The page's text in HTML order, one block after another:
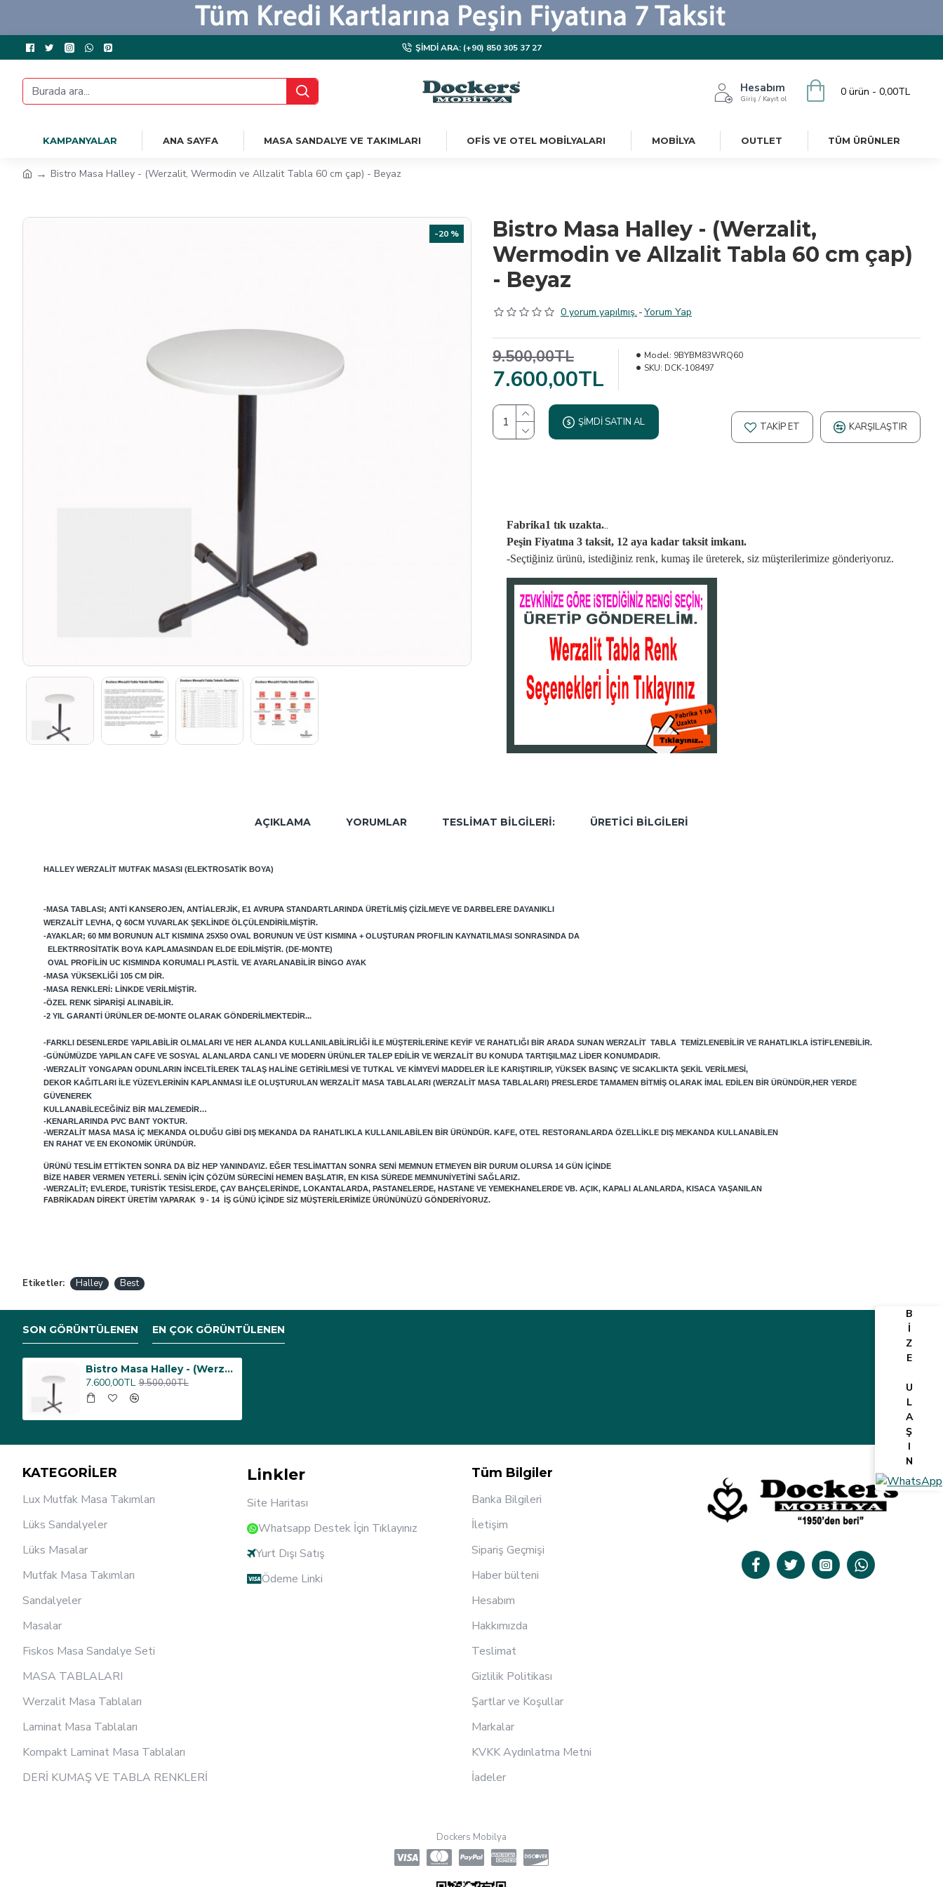
ŞIMDI ARA: (+90) 850 305 37 27
Hesabım
Giriş / Kayıt ol
0 ürün - 0,00TL
KAMPANYALAR ANA SAYFA MASA SANDALYE VE TAKIMLARI OFIS VE OTEL MOBILYALARI MOBILYA OUTLET TÜM ÜRÜNLER
Bistro Masa Halley - (Werzalit, Wermodin ve Allzalit Tabla 60 cm çap) - Beyaz
-20 %
Bistro Masa Halley - (Werzalit,
Wermodin ve Allzalit Tabla 60 cm çap)
- Beyaz
0 yorum yapılmış. -Yorum Yap
7.600,00TL
9.500,00TL Model: 9BYBM83WRQ60
SKU: DCK-108497
ŞIMDI SATIN AL TAKIP ET KARŞILAŞTIR
Fabrika1 tık uzakta...
Peşin Fiyatına 3 taksit, 12 aya kadar taksit imkanı.
-Seçtiğiniz ürünü, istediğiniz renk, kumaş ile üreterek, siz müşterilerimize gönderiyoruz.
AÇIKLAMA YORUMLAR TESLIMAT BILGILERI: ÜRETICI BILGILERI
HALLEY WERZALIT MUTFAK MASASI (ELEKTROSATIK BOYA)
-MASA TABLASI; ANTI KANSEROJEN, ANTIALERJIK, E1 AVRUPA STANDARTLARINDA ÜRETILMIŞ ÇIZILMEYE VE DARBELERE DAYANIKLI
WERZALIT LEVHA, Q 60CM YUVARLAK ŞEKLINDE ÖLÇÜLENDIRILMIŞTIR.
-AYAKLAR; 60 MM BORUNUN ALT KISMINA 25X50 OVAL BORUNUN VE ÜST KISMINA + OLUŞTURAN PROFILIN KAYNATILMASI SONRASINDA DA
ELEKTRROSITATIK BOYA KAPLAMASINDAN ELDE EDILMIŞTIR. (DE-MONTE)
OVAL PROFILIN UC KISMINDA KORUMALI PLASTIL VE AYARLANABILIR BINGO AYAK
-MASA YÜKSEKLIĞI 105 CM DIR.
-MASA RENKLERI: LINKDE VERILMIŞTIR.
-ÖZEL RENK SIPARIŞI ALINABILIR.
-2 YIL GARANTI ÜRÜNLER DE-MONTE OLARAK GÖNDERILMEKTEDIR...
-FARKLI DESENLERDE YAPILABILIR OLMALARI VE HER ALANDA KULLANILABILIRLIĞI ILE MÜŞTERILERINE KEYIF VE RAHATLIĞI BIR ARADA SUNAN WERZALIT TABLA TEMIZLENEBILIR VE RAHATLIKLA ISTIFLENEBILIR.
-GÜNÜMÜZDE YAPILAN CAFE VE SOSYAL ALANLARDA CANLI VE MODERN ÜRÜNLER TALEP EDILIR VE WERZALIT BU KONUDA TARTIŞILMAZ LIDER KONUMDADIR.
-WERZALIT YONGAPAN ODUNLARIN INCELTILEREK TALAŞ HALINE GETIRILMESI VE TUTKAL VE KIMYEVI MADDELER ILE KARIŞTIRILIP, YÜKSEK BASINÇ VE SICAKLIKTA ŞEKIL VERILMESI,
DEKOR KAĞITLARI ILE YÜZEYLERININ KAPLANMASI ILE OLUŞTURULAN WERZALIT MASA TABLALARI (WERZALIT MASA TABLALARI) PRESLERDE TAMAMEN BITMIŞ OLARAK IMAL EDILEN BIR ÜRÜNDÜR,HER YERDE
GÜVENEREK
KULLANABILECEĞINIZ BIR MALZEMEDIR…
-KENARLARINDA PVC BANT YOKTUR.
-WERZALIT MASA MASA IÇ MEKANDA OLDUĞU GIBI DIŞ MEKANDA DA RAHATLIKLA KULLANILABILEN BIR ÜRÜNDÜR. KAFE, OTEL RESTORANLARDA ÖZELLIKLE DIŞ MEKANDA KULLANABILEN
EN RAHAT VE EN EKONOMIK ÜRÜNDÜR.
ÜRÜNÜ TESLIM ETTIKTEN SONRA DA BIZ HEP YANINDAYIZ. EĞER TESLIMATTAN SONRA SENI MEMNUN ETMEYEN BIR DURUM OLURSA 14 GÜN IÇINDE
BIZE HABER VERMEN YETERLI. SENIN IÇIN ÇÖZÜM SÜRECINI HEMEN BAŞLATIR, EN KISA SÜREDE MEMNUNIYETINI SAĞLARIZ.
-WERZALIT; EVLERDE, TURISTIK TESISLERDE, ÇAY BAHÇELERINDE, LOKANTALARDA, PASTANELERDE, HASTANE VE YEMEKHANELERDE VB. AÇIK, KAPALI ALANLARDA, KISACA YAŞANILAN
FABRIKADAN DIREKT ÜRETIM YAPARAK 9 - 14 IŞ GÜNÜ IÇINDE SIZ MÜŞTERILERIMIZE ÜRÜNÜNÜZÜ GÖNDERIYORUZ.
Etiketler: Halley Best
SON GÖRÜNTÜLENEN EN ÇOK GÖRÜNTÜLENEN
Bistro Masa Halley - (Werzalit, Wermodin ve Allzalit Tabla 60 cm çap) - Beyaz
7.600,00TL 9.500,00TL
KATEGORİLER
Lux Mutfak Masa Takımları
Lüks Sandalyeler
Lüks Masalar
Mutfak Masa Takımları
Sandalyeler
Masalar
Fiskos Masa Sandalye Seti
MASA TABLALARI
Werzalit Masa Tablaları
Laminat Masa Tablaları
Kompakt Laminat Masa Tablaları
DERİ KUMAŞ VE TABLA RENKLERİ
Linkler
Site Haritası
Whatsapp Destek İçin Tıklayınız
Yurt Dışı Satış
Ödeme Linki
Tüm Bilgiler
Banka Bilgileri
İletişim
Sipariş Geçmişi
Haber bülteni
Hesabım
Hakkımızda
Teslimat
Gizlilik Politikası
Şartlar ve Koşullar
Markalar
KVKK Aydınlatma Metni
İadeler
Dockers Mobilya
B
İ
Z
E
U
L
A
Ş
I
N